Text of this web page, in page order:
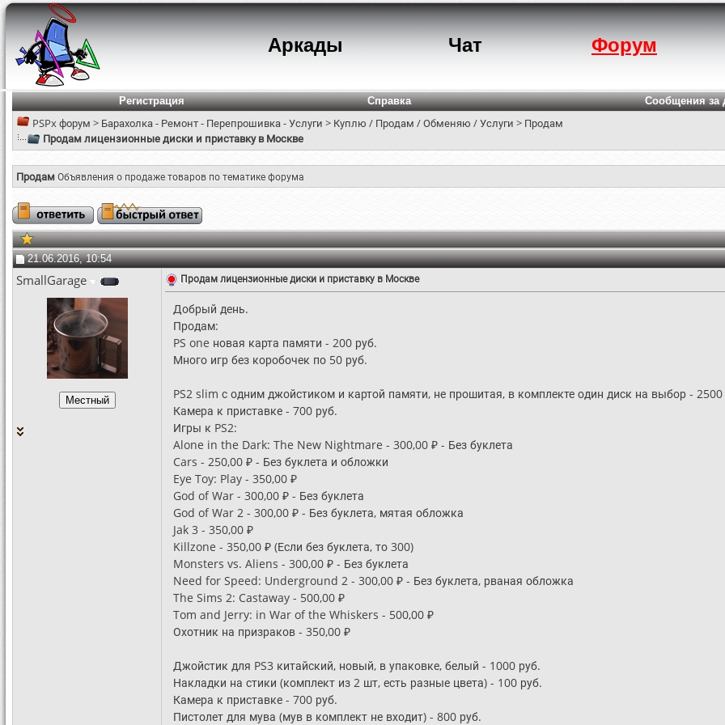
Аркады Чат Форум
Регистрация Справка Сообщения за
PSPx форум > Барахолка - Ремонт - Перепрошивка - Услуги > Куплю / Продам / Обменяю / Услуги > Продам
Продам лицензионные диски и приставку в Москве
ПродамОбъявления о продаже товаров по тематике форума
21.06.2016, 10:54
SmallGarage Продам лицензионные диски и приставку в Москве
Добрый день.
Продам:
PS one новая карта памяти - 200 руб.
Много игр без коробочек по 50 руб.
PS2 slim с одним джойстиком и картой памяти, не прошитая, в комплекте один диск на выбор - 2500
Камера к приставке - 700 руб.
Игры к PS2:
Alone in the Dark: The New Nightmare - 300,00 ₽ - Без буклета
Cars - 250,00 ₽ - Без буклета и обложки
Eye Toy: Play - 350,00 ₽
God of War - 300,00 ₽ - Без буклета
God of War 2 - 300,00 ₽ - Без буклета, мятая обложка
Jak 3 - 350,00 ₽
Killzone - 350,00 ₽ (Если без буклета, то 300)
Monsters vs. Aliens - 300,00 ₽ - Без буклета
Need for Speed: Underground 2 - 300,00 ₽ - Без буклета, рваная обложка
The Sims 2: Castaway - 500,00 ₽
Tom and Jerry: in War of the Whiskers - 500,00 ₽
Охотник на призраков - 350,00 ₽
Джойстик для PS3 китайский, новый, в упаковке, белый - 1000 руб.
Накладки на стики (комплект из 2 шт, есть разные цвета) - 100 руб.
Камера к приставке - 700 руб.
Пистолет для мува (мув в комплект не входит) - 800 руб.